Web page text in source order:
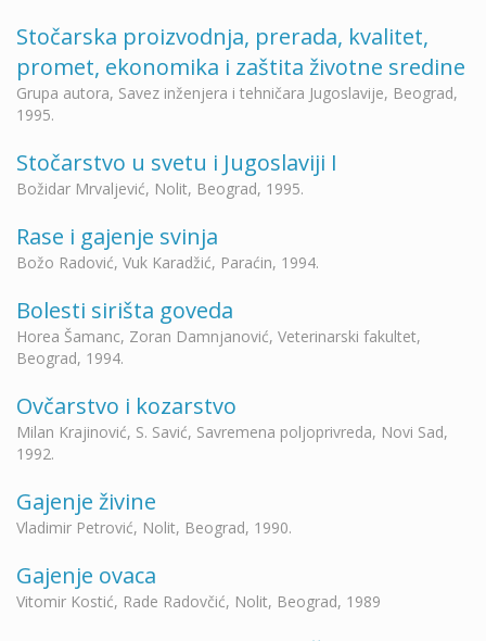
Stočarska proizvodnja, prerada, kvalitet,
promet, ekonomika i zaštita životne sredine
Grupa autora, Savez inženjera i tehničara Jugoslavije, Beograd,
1995.
Stočarstvo u svetu i Jugoslaviji I
Božidar Mrvaljević, Nolit, Beograd, 1995.
Rase i gajenje svinja
Božo Radović, Vuk Karadžić, Paraćin, 1994.
Bolesti sirišta goveda
Horea Šamanc, Zoran Damnjanović, Veterinarski fakultet,
Beograd, 1994.
Ovčarstvo i kozarstvo
Milan Krajinović, S. Savić, Savremena poljoprivreda, Novi Sad,
1992.
Gajenje živine
Vladimir Petrović, Nolit, Beograd, 1990.
Gajenje ovaca
Vitomir Kostić, Rade Radovčić, Nolit, Beograd, 1989